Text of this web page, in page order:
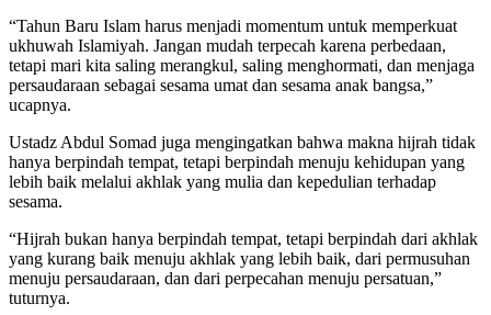
“Tahun Baru Islam harus menjadi momentum untuk memperkuat
ukhuwah Islamiyah. Jangan mudah terpecah karena perbedaan,
tetapi mari kita saling merangkul, saling menghormati, dan menjaga
persaudaraan sebagai sesama umat dan sesama anak bangsa,”
ucapnya.
Ustadz Abdul Somad juga mengingatkan bahwa makna hijrah tidak
hanya berpindah tempat, tetapi berpindah menuju kehidupan yang
lebih baik melalui akhlak yang mulia dan kepedulian terhadap
sesama.
“Hijrah bukan hanya berpindah tempat, tetapi berpindah dari akhlak
yang kurang baik menuju akhlak yang lebih baik, dari permusuhan
menuju persaudaraan, dan dari perpecahan menuju persatuan,”
tuturnya.